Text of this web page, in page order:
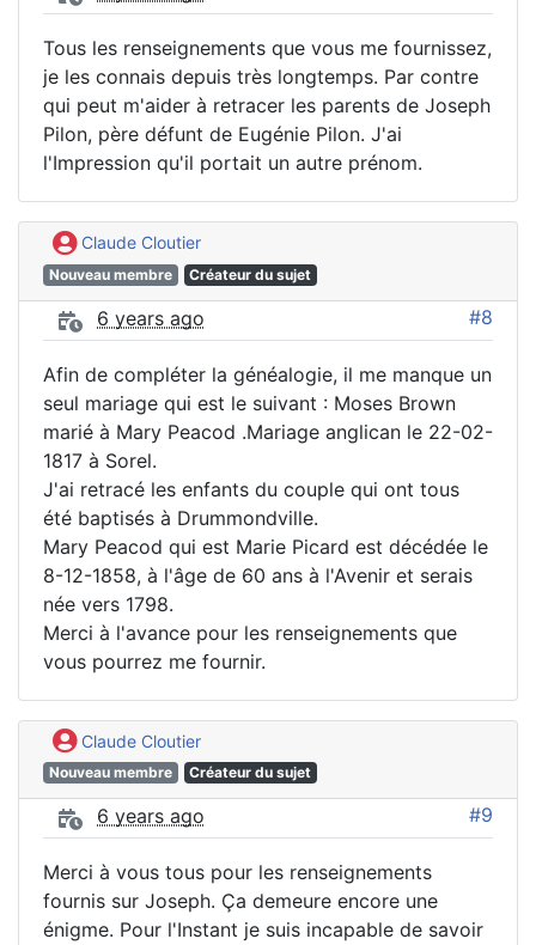
Tous les renseignements que vous me fournissez,
je les connais depuis très longtemps. Par contre
qui peut m'aider à retracer les parents de Joseph
Pilon, père défunt de Eugénie Pilon. J'ai
l'Impression qu'il portait un autre prénom.
Claude Cloutier
Nouveau membre Créateur du sujet
6 years ago #8
Afin de compléter la généalogie, il me manque un
seul mariage qui est le suivant : Moses Brown
marié à Mary Peacod .Mariage anglican le 22-02-
1817 à Sorel.
J'ai retracé les enfants du couple qui ont tous
été baptisés à Drummondville.
Mary Peacod qui est Marie Picard est décédée le
8-12-1858, à l'âge de 60 ans à l'Avenir et serais
née vers 1798.
Merci à l'avance pour les renseignements que
vous pourrez me fournir.
Claude Cloutier
Nouveau membre Créateur du sujet
6 years ago #9
Merci à vous tous pour les renseignements
fournis sur Joseph. Ça demeure encore une
énigme. Pour l'Instant je suis incapable de savoir